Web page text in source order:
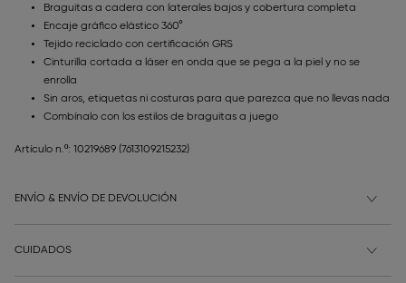
Braguitas a cadera con laterales bajos y cobertura completa
Encaje gráfico elástico 360°
Tejido reciclado con certificación GRS
Cinturilla cortada a láser en onda que se pega a la piel y no se
enrolla
Sin aros, etiquetas ni costuras para que parezca que no llevas nada
Combínalo con los estilos de braguitas a juego
Artículo n.º: 10219689 (7613109215232)
ENVÍO & ENVÍO DE DEVOLUCIÓN
CUIDADOS